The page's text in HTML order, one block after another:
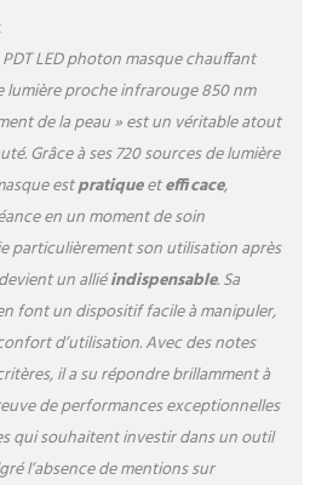
relaxante, assurant une
utilisation prolongée sans
inconfort. Dispose de la
technologie de
de source lumineuse FPC
pour prolonger la durée de
vie des lampes, offrant aux
utilisateurs une performance
plus durable et efficace. Offre
3 niveaux de réglage de
l'énergie et 4 modes de
mémoire pour un soin
personnalisé, enregistrant
automatiquement les
paramètres préférés de
l'utilisateur pour plus de
LED photon masque chauffant
lumière proche infrarouge 850 nm
de la peau » est un véritable atout
Grâce à ses 720 sources de lumière
estpratiqueetefficace,
en un moment de soin
particulièrement son utilisation après
un alliéindispensable. Sa
font un dispositif facile à manipuler,
d’utilisation. Avec des notes
il a su répondre brillamment à
de performances exceptionnelles
qui souhaitent investir dans un outil
l’absence de mentions sur